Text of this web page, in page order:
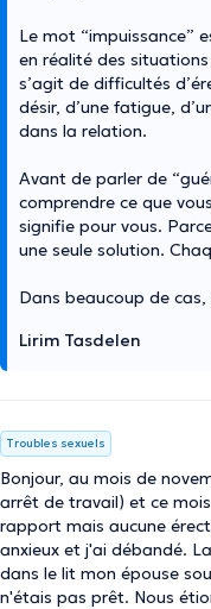
Le mot “impuissance”
en réalité des
s’agit de difficultés
désir, d’une fatigue,
dans la relation.
Avant de parler de
comprendre ce que
signifie pour vous.
une seule solution.
Dans beaucoup de cas,
Lirim Tasdelen
Troubles sexuels
Bonjour, au mois de
arrêt de travail) et ce
rapport mais aucune
anxieux et j'ai débandé.
dans le lit mon épouse
n'étais pas prêt. Nous